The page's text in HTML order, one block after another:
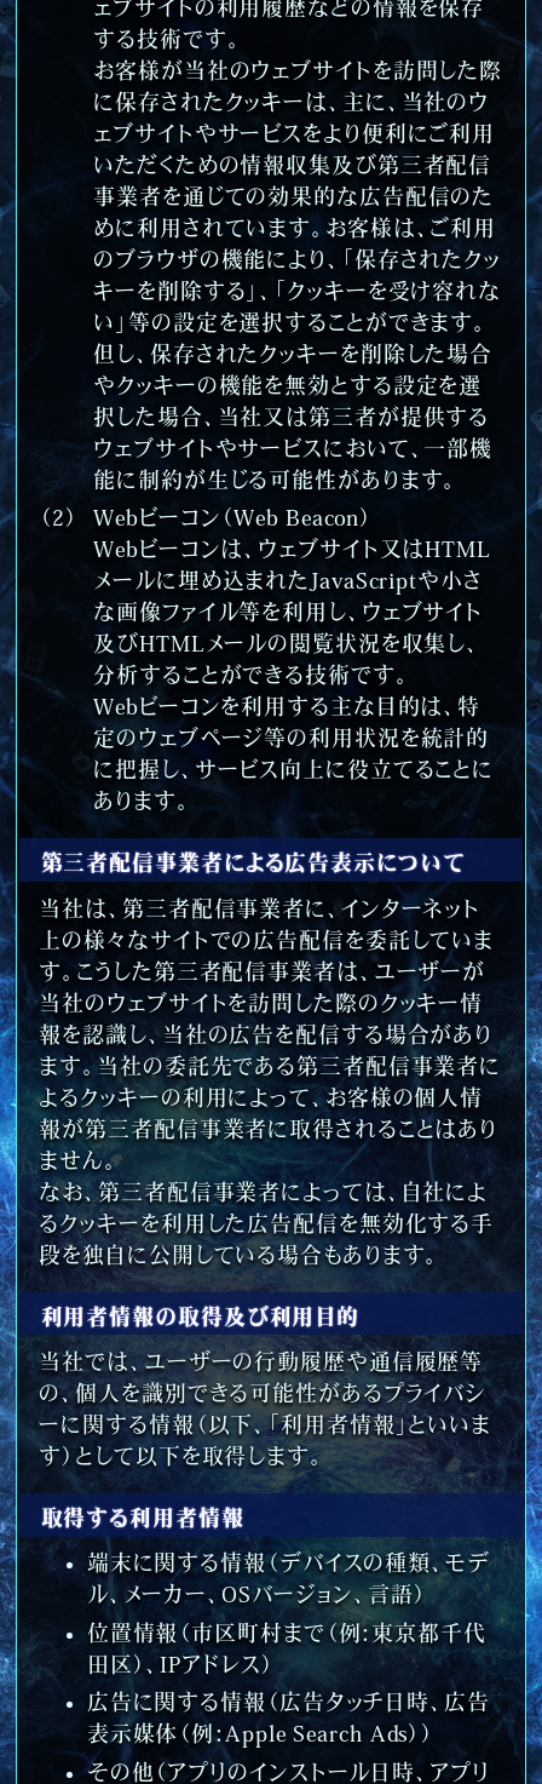
ェブサイトの利用履歴などの情報を保存
する技術です。
お客様が当社のウェブサイトを訪問した際
に保存されたクッキーは、主に、当社のウ
ェブサイトやサービスをより便利にご利用
いただくための情報収集及び第三者配信
事業者を通じての効果的な広告配信のた
めに利用されています。お客様は、ご利用
のブラウザの機能により、「保存されたクッ
キーを削除する」、「クッキーを受け容れな
い」等の設定を選択することができます。
但し、保存されたクッキーを削除した場合
やクッキーの機能を無効とする設定を選
択した場合、当社又は第三者が提供する
ウェブサイトやサービスにおいて、一部機
能に制約が生じる可能性があります。
Webビーコン（Web Beacon）
Webビーコンは、ウェブサイト又はHTML
メールに埋め込まれたJavaScriptや小さ
な画像ファイル等を利用し、ウェブサイト
及びHTMLメールの閲覧状況を収集し、
分析することができる技術です。
Webビーコンを利用する主な目的は、特
定のウェブページ等の利用状況を統計的
に把握し、サービス向上に役立てることに
あります。
第三者配信事業者による広告表示について
当社は、第三者配信事業者に、インターネット
上の様々なサイトでの広告配信を委託していま
す。こうした第三者配信事業者は、ユーザーが
当社のウェブサイトを訪問した際のクッキー情
報を認識し、当社の広告を配信する場合があり
ます。当社の委託先である第三者配信事業者に
よるクッキーの利用によって、お客様の個人情
報が第三者配信事業者に取得されることはあり
ません。
なお、第三者配信事業者によっては、自社によ
るクッキーを利用した広告配信を無効化する手
段を独自に公開している場合もあります。
利用者情報の取得及び利用目的
当社では、ユーザーの行動履歴や通信履歴等
の、個人を識別できる可能性があるプライバシ
ーに関する情報（以下、「利用者情報」といいま
す）として以下を取得します。
取得する利用者情報
端末に関する情報（デバイスの種類、モデ
ル、メーカー、OSバージョン、言語）
位置情報（市区町村まで（例：東京都千代
田区）、IPアドレス）
広告に関する情報（広告タッチ日時、広告
表示媒体（例：Apple Search Ads））
その他（アプリのインストール日時、アプリ